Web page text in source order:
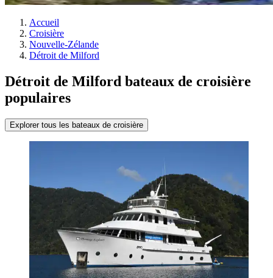
Accueil
Croisière
Nouvelle-Zélande
Détroit de Milford
Détroit de Milford bateaux de croisière
populaires
Explorer tous les bateaux de croisière